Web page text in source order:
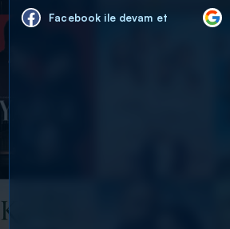
Facebook ile devam et